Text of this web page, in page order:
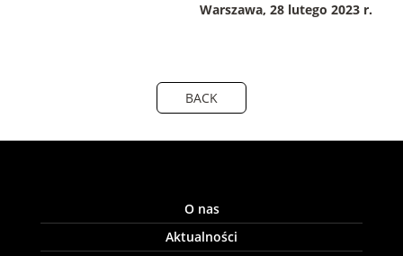
Warszawa, 28 lutego 2023 r.
BACK
O nas
Aktualności